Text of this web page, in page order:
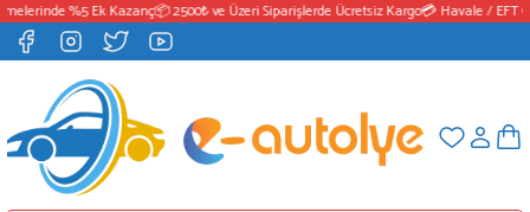
%5 Ek Kazanç📦 2500₺ ve Üzeri Siparişlerde Ücretsiz Kargo💳 Havale / EFT